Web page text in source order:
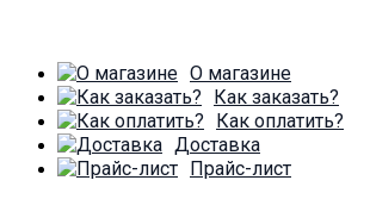
О магазине
Как заказать?
Как оплатить?
Доставка
Прайс-лист